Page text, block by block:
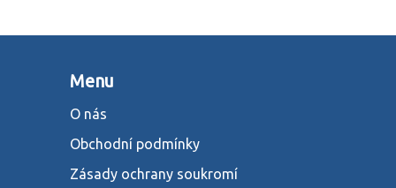
Menu
O nás
Obchodní podmínky
Zásady ochrany soukromí